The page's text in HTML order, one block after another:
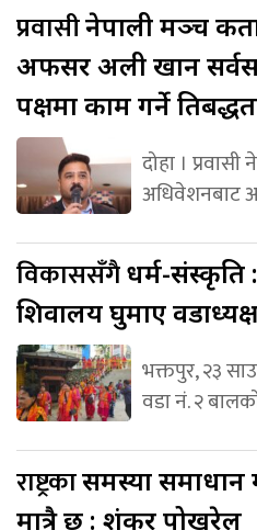
प्रवासीनेपाली मञ्च
अफसर अली खान
पक्षमा काम गर्ने
दोहा ।
अधिवेशनबाट
विकाससँगैधर्म-संस्कृति
शिवालय घुमाए
भक्तपुर, २३
वडा नं. २
राष्ट्रकासमस्या समाधान
मात्रै छ : शंकर पोखरेल